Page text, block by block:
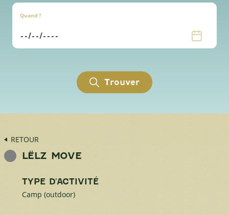
Quand ?
Trouver
RETOUR
LËLZ MOVE
TYPE D'ACTIVITÉ
Camp (outdoor)